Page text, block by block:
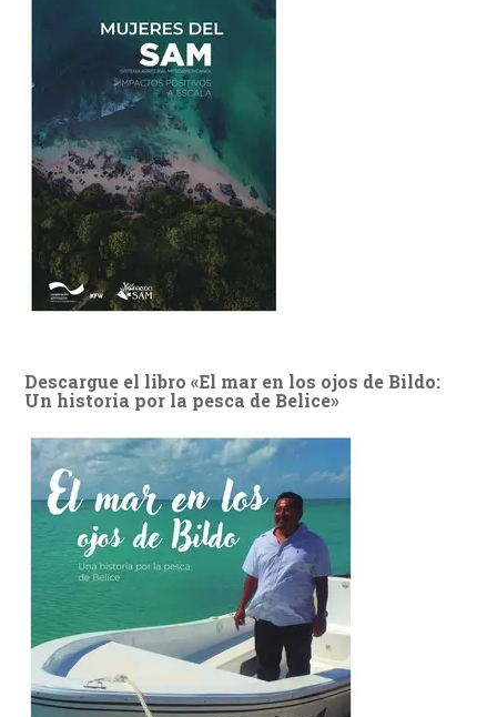
Descargue el libro «El mar en los ojos de Bildo:
Un historia por la pesca de Belice»